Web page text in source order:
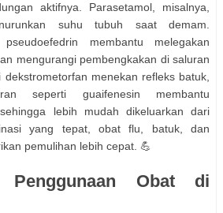
aktifnya. Parasetamol, misalnya,
suhu tubuh saat demam.
membantu melegakan
mengurangi pembengkakan di saluran
dekstrometorfan menekan refleks batuk,
seperti guaifenesin membantu
lebih mudah dikeluarkan dari
yang tepat, obat flu, batuk, dan
pemulihan lebih cepat. 💪
Penggunaan Obat di